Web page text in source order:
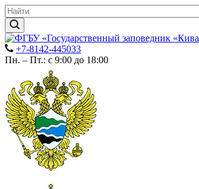
+7-8142-445033
Пн. – Пт.: с 9:00 до 18:00